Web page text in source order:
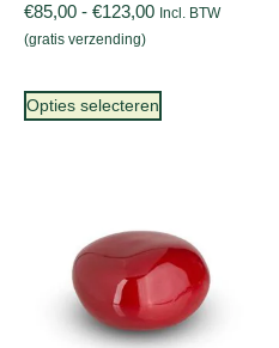
€85,00 - €123,00 Incl. BTW
(gratis verzending)
Opties selecteren